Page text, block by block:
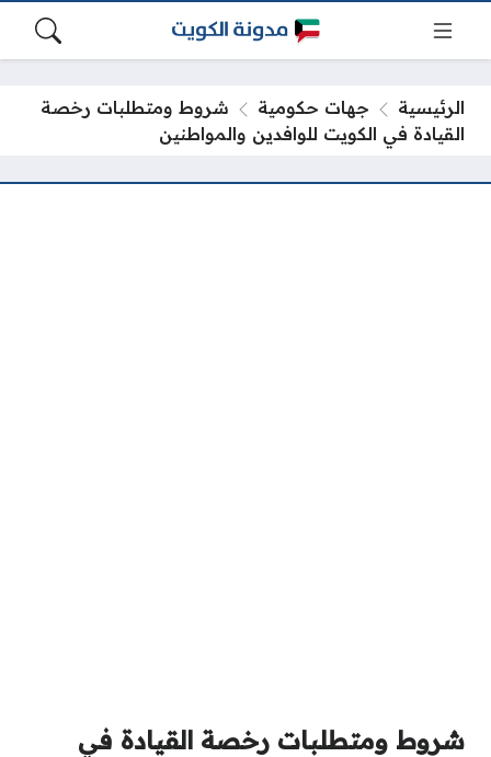
الرئيسية جهات حكومية
شروط ومتطلبات رخصة
القيادة في الكويت للوافدين والمواطنين
شروط ومتطلبات رخصة القيادة في